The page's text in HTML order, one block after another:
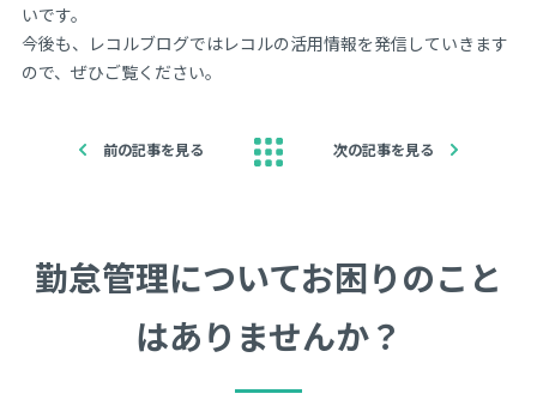
いです。
今後も、レコルブログではレコルの活用情報を発信していきます
ので、ぜひご覧ください。
前の記事を見る 次の記事を見る
勤怠管理についてお困りのこと
はありませんか？